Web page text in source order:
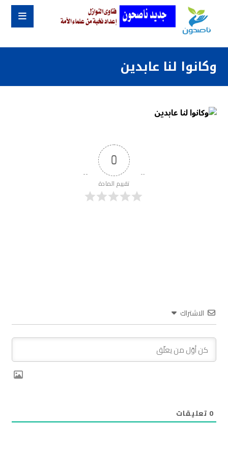
وكانوا لنا عابدين
0
تقييم المادة
الاشتراك
0 تعليقات